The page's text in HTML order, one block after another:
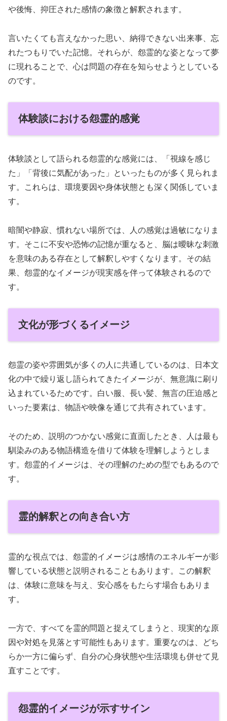
や後悔、抑圧された感情の象徴と解釈されます。
言いたくても言えなかった思い、納得できない出来事、忘
れたつもりでいた記憶。それらが、怨霊的な姿となって夢
に現れることで、心は問題の存在を知らせようとしている
のです。
体験談における怨霊的感覚
体験談として語られる怨霊的な感覚には、「視線を感じ
た」「背後に気配があった」といったものが多く見られま
す。これらは、環境要因や身体状態とも深く関係していま
す。
暗闇や静寂、慣れない場所では、人の感覚は過敏になりま
す。そこに不安や恐怖の記憶が重なると、脳は曖昧な刺激
を意味のある存在として解釈しやすくなります。その結
果、怨霊的なイメージが現実感を伴って体験されるので
す。
文化が形づくるイメージ
怨霊の姿や雰囲気が多くの人に共通しているのは、日本文
化の中で繰り返し語られてきたイメージが、無意識に刷り
込まれているためです。白い服、長い髪、無言の圧迫感と
いった要素は、物語や映像を通じて共有されています。
そのため、説明のつかない感覚に直面したとき、人は最も
馴染みのある物語構造を借りて体験を理解しようとしま
す。怨霊的イメージは、その理解のための型でもあるので
す。
霊的解釈との向き合い方
霊的な視点では、怨霊的イメージは感情のエネルギーが影
響している状態と説明されることもあります。この解釈
は、体験に意味を与え、安心感をもたらす場合もありま
す。
一方で、すべてを霊的問題と捉えてしまうと、現実的な原
因や対処を見落とす可能性もあります。重要なのは、どち
らか一方に偏らず、自分の心身状態や生活環境も併せて見
直すことです。
怨霊的イメージが示すサイン